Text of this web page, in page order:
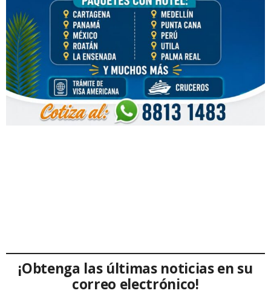
¡Obtenga las últimas noticias en su
correo electrónico!